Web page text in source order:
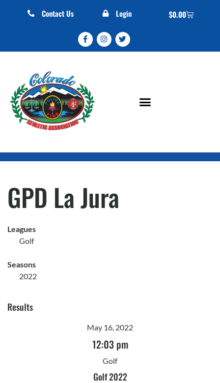
Contact Us Login $0.00
GPD La Jura
Leagues
Golf
Seasons
2022
Results
May 16, 2022
12:03 pm
Golf
Golf 2022